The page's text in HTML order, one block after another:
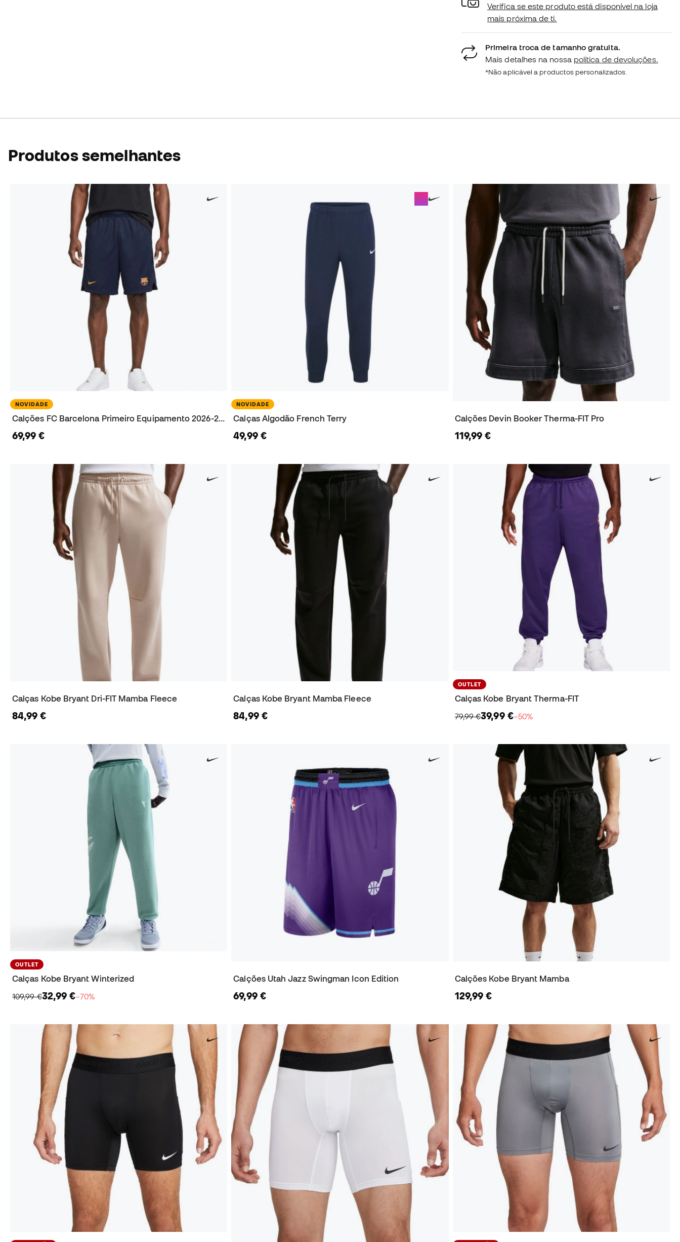
Verifica se este produto está disponível na loja
mais próxima de ti.
Primeira troca de tamanho gratuita.
Mais detalhes na nossa política de devoluções.
*Não aplicável a productos personalizados.
Produtos semelhantes
NOVIDADE
Calções FC Barcelona Primeiro Equipamento 2026-2027
69,99 €
NOVIDADE
Calças Algodão French Terry
49,99 €
Calções Devin Booker Therma-FIT Pro
119,99 €
Calças Kobe Bryant Dri-FIT Mamba Fleece
84,99 €
Calças Kobe Bryant Mamba Fleece
84,99 €
OUTLET
Calças Kobe Bryant Therma-FIT
79,99 €39,99 €−50%
OUTLET
Calças Kobe Bryant Winterized
109,99 €32,99 €−70%
Calções Utah Jazz Swingman Icon Edition
69,99 €
Calções Kobe Bryant Mamba
129,99 €